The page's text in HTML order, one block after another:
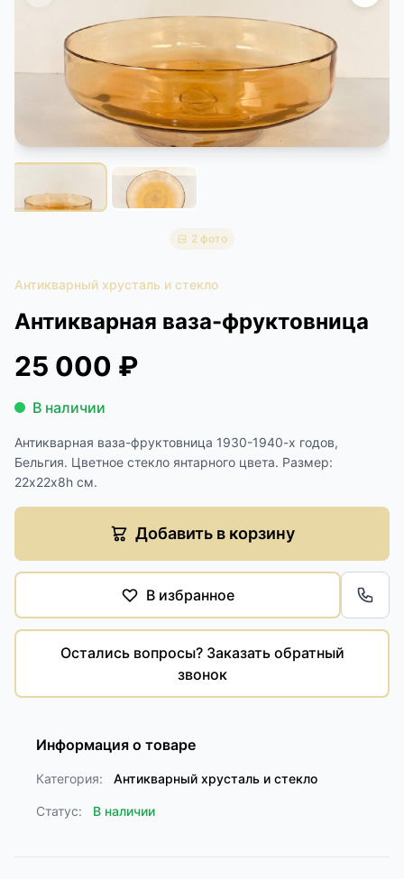
КОНТАКТЫ
ДОСТАВКА И ОПЛАТА
2 фото
Антикварный хрусталь и стекло
Антикварная ваза-фруктовница
25 000 ₽
В наличии
Антикварная ваза-фруктовница 1930-1940-х годов,
Бельгия. Цветное стекло янтарного цвета. Размер:
22х22х8h см.
Добавить в корзину
В избранное
Остались вопросы? Заказать обратный
звонок
Информация о товаре
Категория: Антикварный хрусталь и стекло
Статус: В наличии